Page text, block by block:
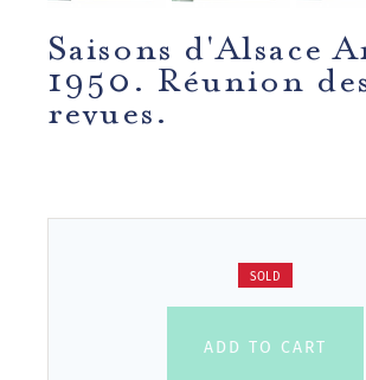
Saisons d'Alsace
1950. Réunion
SOLD
ADD TO CART